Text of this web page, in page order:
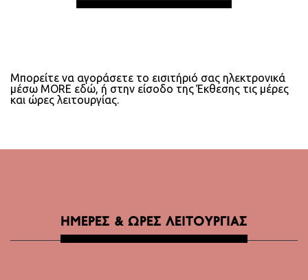
Μπορείτε να αγοράσετε το εισιτήριό σας ηλεκτρονικά
μέσω MORE εδώ, ή στην είσοδο της Έκθεσης τις μέρες
και ώρες λειτουργίας.
ΗΜΈΡΕΣ & ΏΡΕΣ ΛΕΙΤΟΥΡΓΊΑΣ